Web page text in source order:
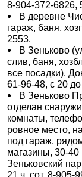
8-904-372-6826,
В деревне
гараж, баня,
2553.
В Зеньково
слив, баня,
все посадки).
61-96-48, с 20 до
В Зеньково
отделан
комнаты,
ровное место,
под гараж,
магазины, 30-
Зеньковский
21 ч, сот. 8-